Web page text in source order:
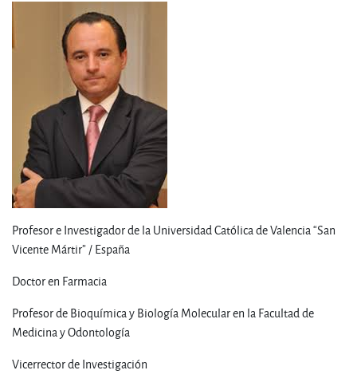
Profesor e Investigador de la Universidad Católica de Valencia “San
Vicente Mártir” / España
Doctor en Farmacia
Profesor de Bioquímica y Biología Molecular en la Facultad de
Medicina y Odontología
Vicerrector de Investigación